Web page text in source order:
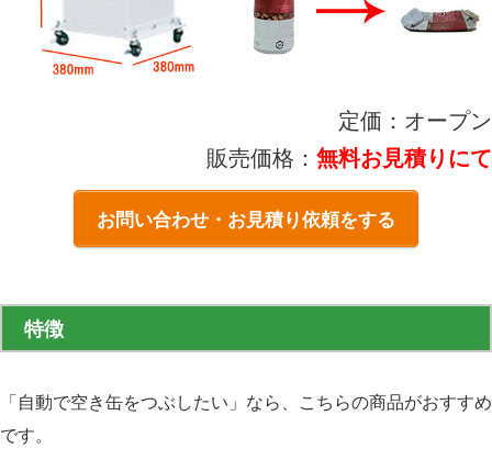
定価：オープン
販売価格： 無料お見積りにて
お問い合わせ・お見積り依頼をする
特徴
「自動で空き缶をつぶしたい」なら、こちらの商品がおすすめ
です。